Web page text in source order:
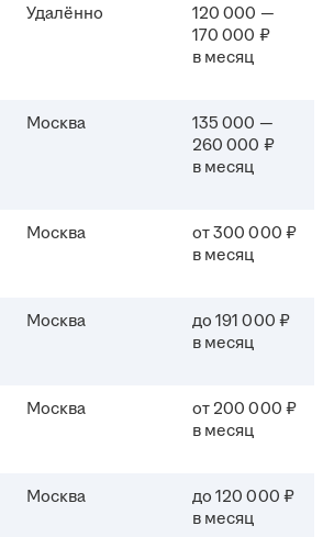
Удалённо
120 000 —
170 000 ₽
в месяц
Москва
135 000 —
260 000 ₽
в месяц
Москва
от 300 000 ₽
в месяц
Москва
до 191 000 ₽
в месяц
Москва
от 200 000 ₽
в месяц
Москва
до 120 000 ₽
в месяц